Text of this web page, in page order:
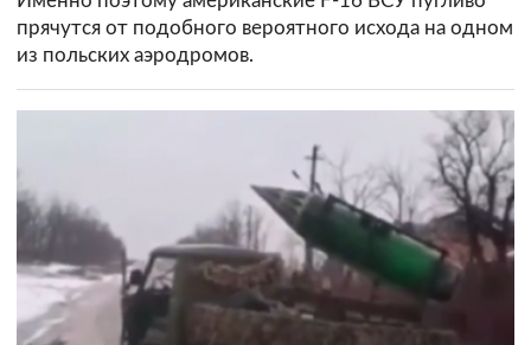
прячутся от подобного вероятного исхода на одном
из польских аэродромов.